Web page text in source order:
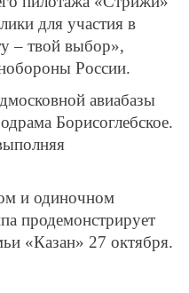
для участия в
– твой выбор»,
России.
авиабазы
Борисоглебское.
и одиночном
продемонстрирует
«Казан» 27 октября.